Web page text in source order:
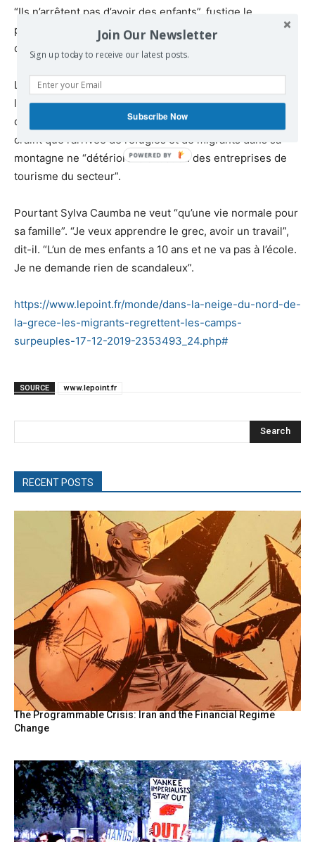
“Ils n’arrêtent pas d’avoir des enfants”, fustige le
propriétaire d’une taverne. “Avec notre taux de natalité
qui plonge, ils vont finir par prendre le dessus”.
Le maire de Grevena, Yiorgos Dastamanis, reconnaît que
la plupart des auberges du secteur étaient “sur le point
d’être vendues aux enchères” pendant la crise. Mais il
craint que l’arrivée de réfugiés et de migrants dans sa
montagne ne “détériore la situation des entreprises de
tourisme du secteur”.
Pourtant Sylva Caumba ne veut “qu’une vie normale pour
sa famille”. “Je veux apprendre le grec, avoir un travail”,
dit-il. “L’un de mes enfants a 10 ans et ne va pas à l’école.
Je ne demande rien de scandaleux”.
https://www.lepoint.fr/monde/dans-la-neige-du-nord-de-
la-grece-les-migrants-regrettent-les-camps-
surpeuples-17-12-2019-2353493_24.php#
SOURCE www.lepoint.fr
Search
RECENT POSTS
The Programmable Crisis: Iran and the Financial Regime
Change
Join Our Newsletter
Sign up today to receive our latest posts.
Subscribe Now